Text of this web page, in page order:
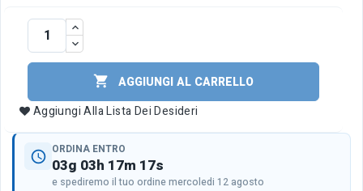

AGGIUNGI AL CARRELLO
Aggiungi Alla Lista Dei Desideri
schedule ORDINA ENTRO
03g 03h 17m 17s
e spediremo il tuo ordine mercoledi 12 agosto